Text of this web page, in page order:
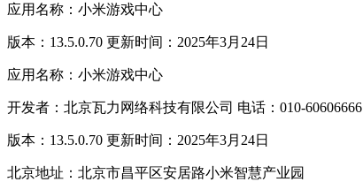
应用名称：小米游戏中心
版本：13.5.0.70 更新时间：2025年3月24日
应用名称：小米游戏中心
开发者：北京瓦力网络科技有限公司 电话：010-60606666
版本：13.5.0.70 更新时间：2025年3月24日
北京地址：北京市昌平区安居路小米智慧产业园